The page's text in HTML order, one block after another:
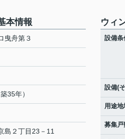
本情報
曳舟第３
35年）
島 ２丁目23－11
ウィ
設備条
設備(
用途地
募集